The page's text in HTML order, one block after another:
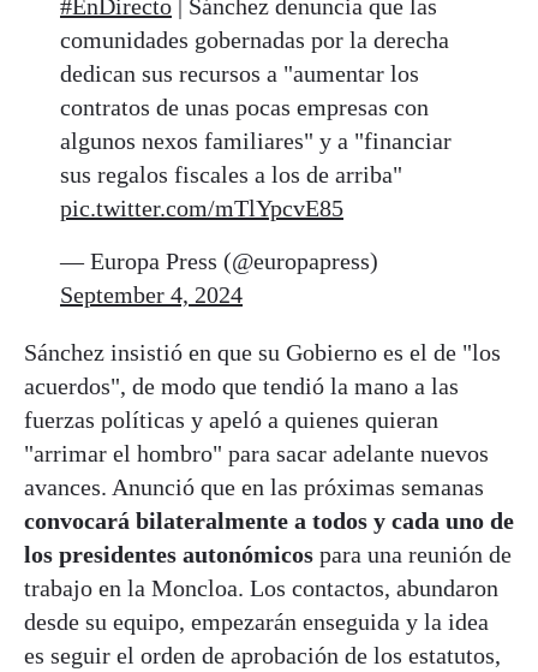
#EnDirecto | Sánchez denuncia que las
comunidades gobernadas por la derecha
dedican sus recursos a "aumentar los
contratos de unas pocas empresas con
algunos nexos familiares" y a "financiar
sus regalos fiscales a los de arriba"
pic.twitter.com/mTlYpcvE85
— Europa Press (@europapress)
September 4, 2024
Sánchez insistió en que su Gobierno es el de "los
acuerdos", de modo que tendió la mano a las
fuerzas políticas y apeló a quienes quieran
"arrimar el hombro" para sacar adelante nuevos
avances. Anunció que en las próximas semanas
convocará bilateralmente a todos y cada uno de
los presidentes autonómicos para una reunión de
trabajo en la Moncloa. Los contactos, abundaron
desde su equipo, empezarán enseguida y la idea
es seguir el orden de aprobación de los estatutos,